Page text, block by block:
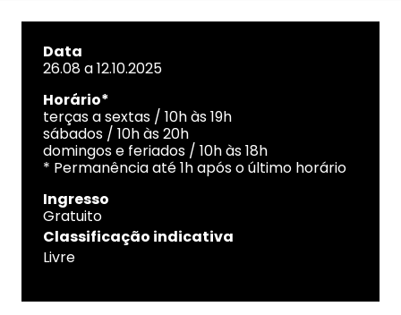
Data
26.08 a 12.10.2025
Horário*
terças a sextas / 10h às 19h
sábados / 10h às 20h
domingos e feriados / 10h às 18h
* Permanência até 1h após o último horário
Ingresso
Gratuito
Classificação indicativa
Livre